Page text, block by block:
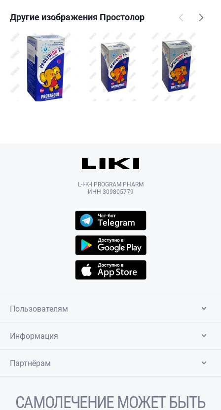
Другие изображения Простолор
L-I-K-I PROGRAM PHARM
ИНН 309805779
Пользователям
Информация
Партнёрам
САМОЛЕЧЕНИЕ МОЖЕТ БЫТЬ